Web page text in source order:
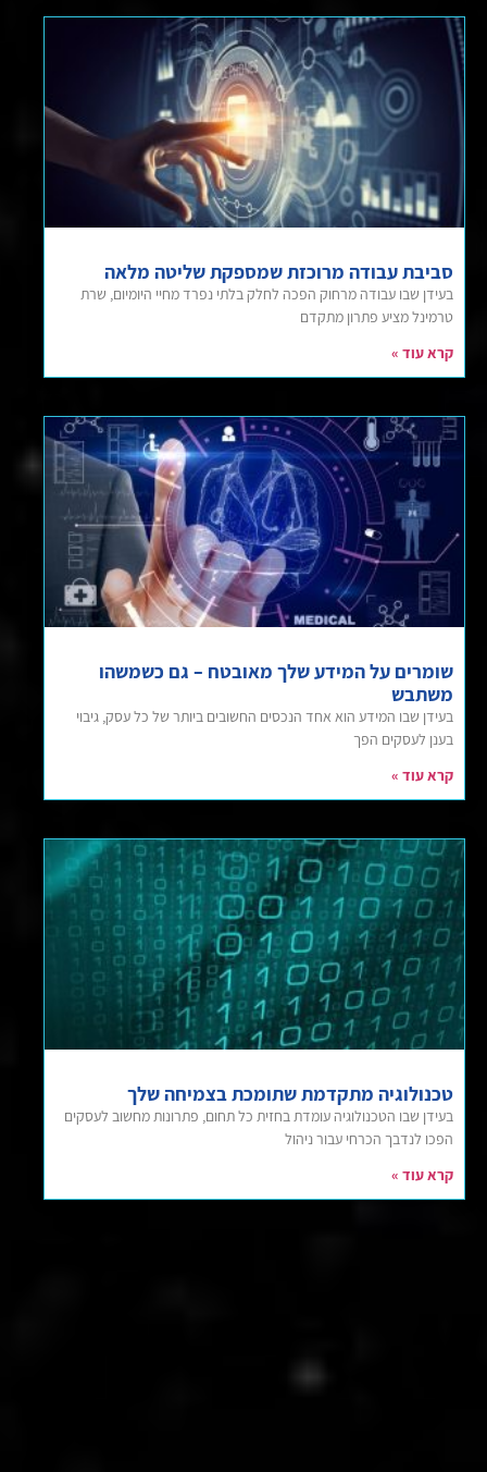
סביבת עבודה מרוכזת שמספקת שליטה מלאה
בעידן שבו עבודה מרחוק הפכה לחלק בלתי נפרד מחיי היומיום, שרת
טרמינל מציע פתרון מתקדם
קרא עוד »
שומרים על המידע שלך מאובטח – גם כשמשהו
משתבש
בעידן שבו המידע הוא אחד הנכסים החשובים ביותר של כל עסק, גיבוי
בענן לעסקים הפך
קרא עוד »
טכנולוגיה מתקדמת שתומכת בצמיחה שלך
בעידן שבו הטכנולוגיה עומדת בחזית כל תחום, פתרונות מחשוב לעסקים
הפכו לנדבך הכרחי עבור ניהול
קרא עוד »